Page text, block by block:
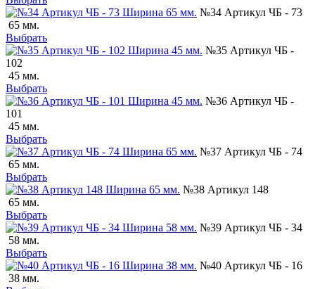
№34 Артикул ЧБ - 73
65 мм.
Выбрать
№35 Артикул ЧБ -
102
45 мм.
Выбрать
№36 Артикул ЧБ -
101
45 мм.
Выбрать
№37 Артикул ЧБ - 74
65 мм.
Выбрать
№38 Артикул 148
65 мм.
Выбрать
№39 Артикул ЧБ - 34
58 мм.
Выбрать
№40 Артикул ЧБ - 16
38 мм.